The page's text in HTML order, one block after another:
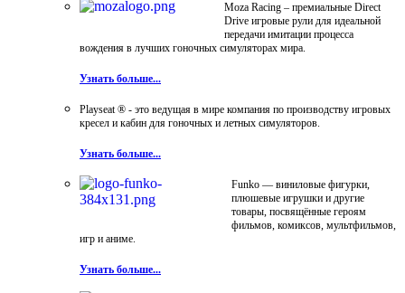
Moza Racing – премиальные Direct
Drive игровые рули для идеальной
передачи имитации процесса
вождения в лучших гоночных симуляторах мира.
Узнать больше...
Playseat ® - это ведущая в мире компания по производству игровых
кресел и кабин для гоночных и летных симуляторов.
Узнать больше...
Funko — виниловые фигурки,
плюшевые игрушки и другие
товары, посвящённые героям
фильмов, комиксов, мультфильмов,
игр и аниме.
Узнать больше...